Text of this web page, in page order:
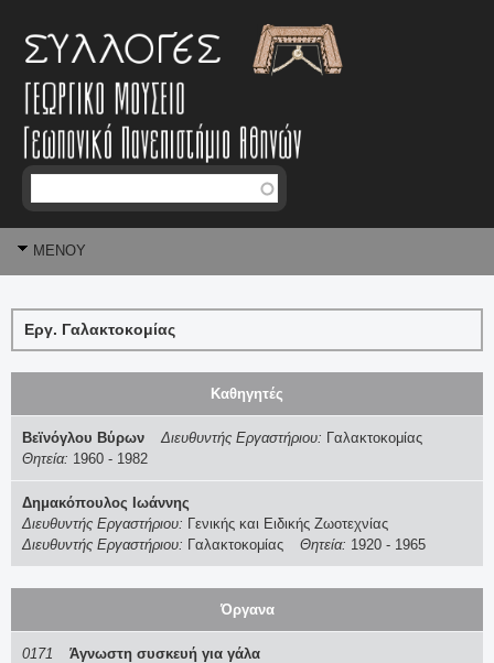
ό
ρ
μ
α
ν
α
ζ
τ
Αναζήτηση
MENOY
Εργ. Γαλακτοκομίας
Καθηγητές
Βεϊνόγλου Βύρων Διευθυντής Εργαστήριου: Γαλακτοκομίας
Θητεία: 1960 - 1982
Δημακόπουλος Ιωάννης
Διευθυντής Εργαστήριου: Γενικής και Ειδικής Ζωοτεχνίας
Διευθυντής Εργαστήριου: Γαλακτοκομίας Θητεία: 1920 - 1965
Όργανα
0171
Άγνωστη συσκευή για γάλα